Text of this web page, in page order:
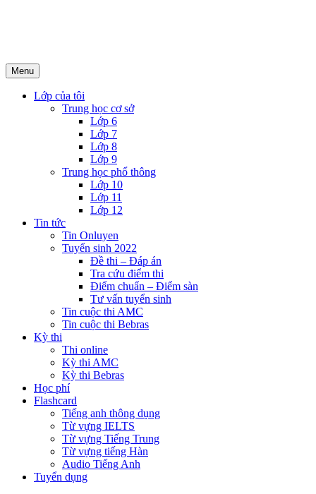
Menu
Lớp của tôi
Trung học cơ sở
Lớp 6
Lớp 7
Lớp 8
Lớp 9
Trung học phổ thông
Lớp 10
Lớp 11
Lớp 12
Tin tức
Tin Onluyen
Tuyển sinh 2022
Đề thi – Đáp án
Tra cứu điểm thi
Điểm chuẩn – Điểm sàn
Tư vấn tuyển sinh
Tin cuộc thi AMC
Tin cuộc thi Bebras
Kỳ thi
Thi online
Kỳ thi AMC
Kỳ thi Bebras
Học phí
Flashcard
Tiếng anh thông dụng
Từ vựng IELTS
Từ vựng Tiếng Trung
Từ vựng tiếng Hàn
Audio Tiếng Anh
Tuyển dụng